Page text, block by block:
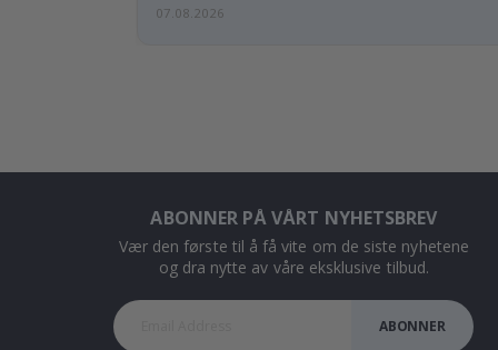
07.08.2026
ABONNER PÅ VÅRT NYHETSBREV
Vær den første til å få vite om de siste nyhetene
og dra nytte av våre eksklusive tilbud.
ABONNER